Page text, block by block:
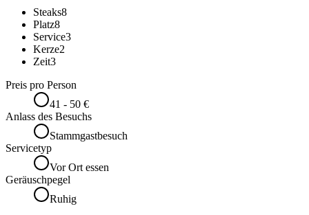
Steaks8
Platz8
Service3
Kerze2
Zeit3
Preis pro Person
41 - 50 €
Anlass des Besuchs
Stammgastbesuch
Servicetyp
Vor Ort essen
Geräuschpegel
Ruhig